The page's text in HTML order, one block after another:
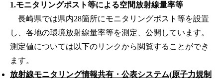
1.モニタリングポスト等による空間放射線量率等
長崎県では県内28箇所にモニタリングポスト等を設置
し、各地の環境放射線量率等を測定、公開しています。
測定値については以下のリンクから閲覧することができ
ます。
放射線モニタリング情報共有・公表システム(原子力規制